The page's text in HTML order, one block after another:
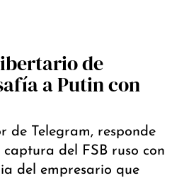
de
a Putin con
de Telegram, responde
del FSB ruso con
del empresario que